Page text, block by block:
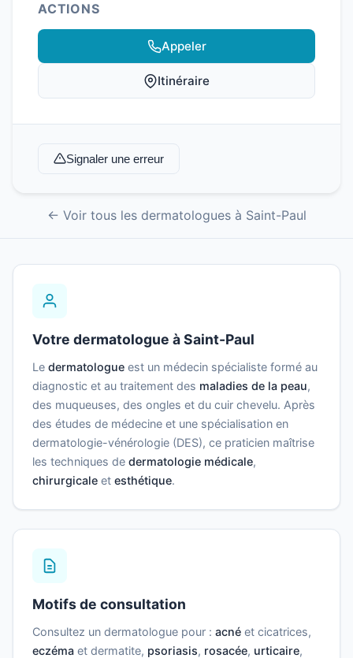
ACTIONS
Appeler
Itinéraire
Signaler une erreur
← Voir tous les dermatologues à Saint-Paul
Votre dermatologue à Saint-Paul
Le dermatologue est un médecin spécialiste formé au
diagnostic et au traitement des maladies de la peau,
des muqueuses, des ongles et du cuir chevelu. Après
des études de médecine et une spécialisation en
dermatologie-vénérologie (DES), ce praticien maîtrise
les techniques de dermatologie médicale,
chirurgicale et esthétique.
Motifs de consultation
Consultez un dermatologue pour : acné et cicatrices,
eczéma et dermatite, psoriasis, rosacée, urticaire,